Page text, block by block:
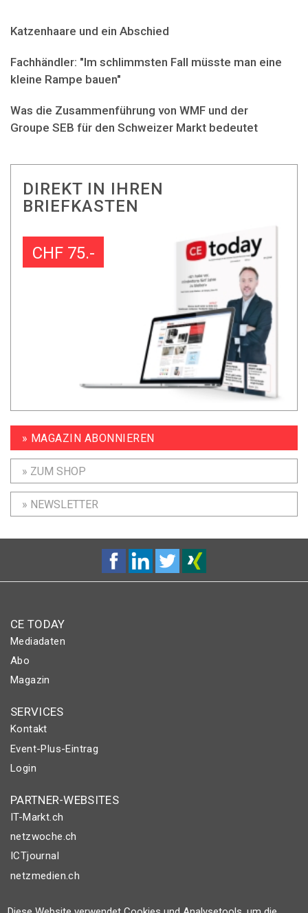
Katzenhaare und ein Abschied
Fachhändler: "Im schlimmsten Fall müsste man eine
kleine Rampe bauen"
Was die Zusammenführung von WMF und der
Groupe SEB für den Schweizer Markt bedeutet
DIREKT IN IHREN
BRIEFKASTEN
CHF 75.-
» MAGAZIN ABONNIEREN
» ZUM SHOP
» NEWSLETTER
CE TODAY
Mediadaten
Abo
Magazin
SERVICES
Kontakt
Event-Plus-Eintrag
Login
PARTNER-WEBSITES
IT-Markt.ch
netzwoche.ch
ICTjournal
netzmedien.ch
© NETZMEDIEN AG 2026